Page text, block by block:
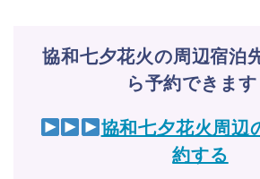
協和七夕花火の周辺宿泊
ら予約できます
協和七夕花火周辺
約する